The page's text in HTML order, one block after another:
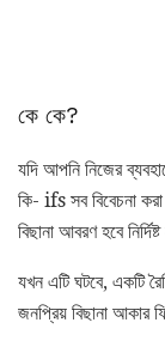
কে কে?
যদি আপনি নিজের
কি- ifs সব বিবেচনা
বিছানা আবরণ হবে
যখন এটি ঘটবে, একটি
জনপ্রিয় বিছানা আকার